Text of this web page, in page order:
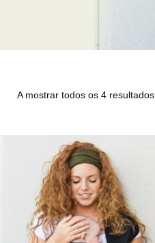
A mostrar todos os 4 resultados